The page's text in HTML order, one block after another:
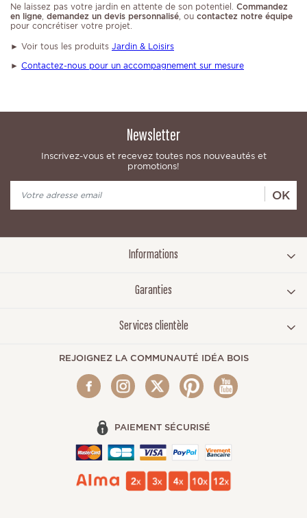
Ne laissez pas votre jardin en attente de son potentiel. Commandez
en ligne demandez un devis personnalisé , ou contactez notre équipe
pour concrétiser votre projet.
► Voir tous les produits Jardin & Loisirs
► Contactez-nous pour un accompagnement sur mesure
Newsletter
Inscrivez-vous et recevez toutes nos nouveautés et
promotions!
OK
Informations
Garanties
Services clientèle
REJOIGNEZ LA COMMUNAUTÉ IDÉA BOIS
PAIEMENT SÉCURISÉ